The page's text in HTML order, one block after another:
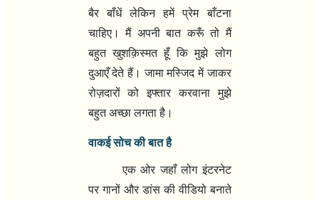
बैर बाँधें लेकिन हमें प्रेम बाँटना
चाहिए। मैं अपनी बात करूँ तो मैं
बहुत खुशक़िस्मत हूँ कि मुझे लोग
दुआएँ देते हैं। जामा मस्जिद में जाकर
रोज़दारों को इफ्तार करवाना मुझे
बहुत अच्छा लगता है।
वाकई सोच की बात है
एक ओर जहाँ लोग इंटरनेट
पर गानों और डांस की वीडियो बनाते